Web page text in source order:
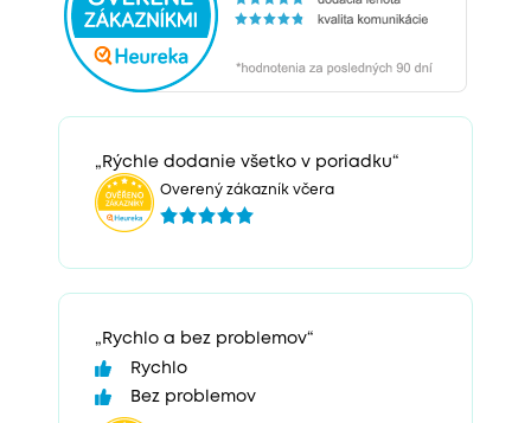
„Rýchle dodanie všetko v poriadku“
Overený zákazník včera
„Rychlo a bez problemov“
Rychlo
Bez problemov